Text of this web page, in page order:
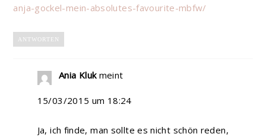
anja-gockel-mein-absolutes-favourite-mbfw/
ANTWORTEN
Ania Kluk meint
15/03/2015 um 18:24
Ja, ich finde, man sollte es nicht schön reden,